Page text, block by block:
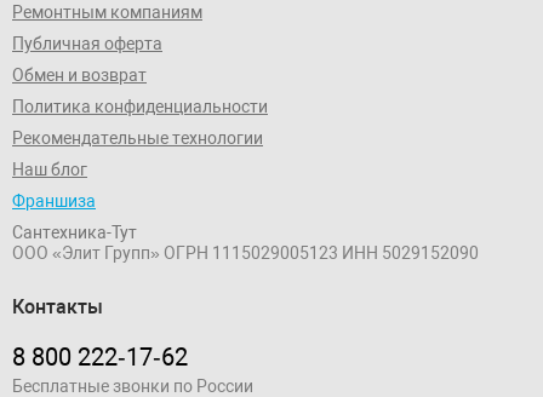
Ремонтным компаниям
Публичная оферта
Обмен и возврат
Политика конфиденциальности
Рекомендательные технологии
Наш блог
Франшиза
Сантехника-Тут
ООО «Элит Групп» ОГРН 1115029005123 ИНН 5029152090
Контакты
8 800 222‑17‑62
Бесплатные звонки по России